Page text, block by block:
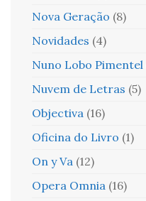
Nova Geração (8)
Novidades (4)
Nuno Lobo Pimentel
Nuvem de Letras (5)
Objectiva (16)
Oficina do Livro (1)
On y Va (12)
Opera Omnia (16)